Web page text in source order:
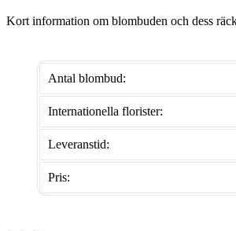
Kort information om blombuden och dess
Antal blombud:
Internationella florister:
Leveranstid:
Pris: